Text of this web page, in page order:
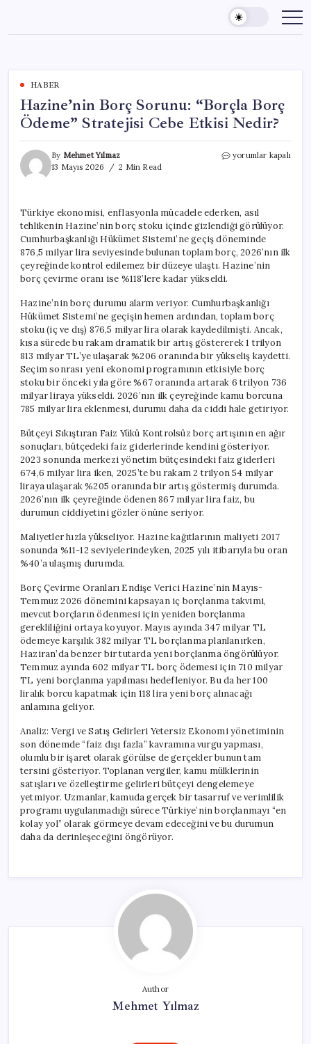
content
HABER
Hazine’nin Borç Sorunu: “Borçla Borç
Ödeme” Stratejisi Cebe Etkisi Nedir?
By Mehmet Yılmaz
13 Mayıs 2026
2 Min Read
Hazine’nin
Ödeme”
Stratejisi
Cebe
Etkisi
Nedir?
yorumlar kapalı
Türkiye ekonomisi, enflasyonla mücadele ederken, asıl
tehlikenin Hazine’nin borç stoku içinde gizlendiği görülüyor.
Cumhurbaşkanlığı Hükümet Sistemi’ne geçiş döneminde
876,5 milyar lira seviyesinde bulunan toplam borç, 2026’nın ilk
çeyreğinde kontrol edilemez bir düzeye ulaştı. Hazine’nin
borç çevirme oranı ise %118’lere kadar yükseldi.
Hazine’nin borç durumu alarm veriyor. Cumhurbaşkanlığı
Hükümet Sistemi’ne geçişin hemen ardından, toplam borç
stoku (iç ve dış) 876,5 milyar lira olarak kaydedilmişti. Ancak,
kısa sürede bu rakam dramatik bir artış göstererek 1 trilyon
813 milyar TL’ye ulaşarak %206 oranında bir yükseliş kaydetti.
Seçim sonrası yeni ekonomi programının etkisiyle borç
stoku bir önceki yıla göre %67 oranında artarak 6 trilyon 736
milyar liraya yükseldi. 2026’nın ilk çeyreğinde kamu borcuna
785 milyar lira eklenmesi, durumu daha da ciddi hale getiriyor.
Bütçeyi Sıkıştıran Faiz Yükü Kontrolsüz borç artışının en ağır
sonuçları, bütçedeki faiz giderlerinde kendini gösteriyor.
2023 sonunda merkezi yönetim bütçesindeki faiz giderleri
674,6 milyar lira iken, 2025’te bu rakam 2 trilyon 54 milyar
liraya ulaşarak %205 oranında bir artış göstermiş durumda.
2026’nın ilk çeyreğinde ödenen 867 milyar lira faiz, bu
durumun ciddiyetini gözler önüne seriyor.
Maliyetler hızla yükseliyor. Hazine kağıtlarının maliyeti 2017
sonunda %11-12 seviyelerindeyken, 2025 yılı itibarıyla bu oran
%40’a ulaşmış durumda.
Borç Çevirme Oranları Endişe Verici Hazine’nin Mayıs-
Temmuz 2026 dönemini kapsayan iç borçlanma takvimi,
mevcut borçların ödenmesi için yeniden borçlanma
gerekliliğini ortaya koyuyor. Mayıs ayında 347 milyar TL
ödemeye karşılık 382 milyar TL borçlanma planlanırken,
Haziran’da benzer bir tutarda yeni borçlanma öngörülüyor.
Temmuz ayında 602 milyar TL borç ödemesi için 710 milyar
TL yeni borçlanma yapılması hedefleniyor. Bu da her 100
liralık borcu kapatmak için 118 lira yeni borç alınacağı
anlamına geliyor.
Analiz: Vergi ve Satış Gelirleri Yetersiz Ekonomi yönetiminin
son dönemde “faiz dışı fazla” kavramına vurgu yapması,
olumlu bir işaret olarak görülse de gerçekler bunun tam
tersini gösteriyor. Toplanan vergiler, kamu mülklerinin
satışları ve özelleştirme gelirleri bütçeyi dengelemeye
yetmiyor. Uzmanlar, kamuda gerçek bir tasarruf ve verimlilik
programı uygulanmadığı sürece Türkiye’nin borçlanmayı “en
kolay yol” olarak görmeye devam edeceğini ve bu durumun
daha da derinleşeceğini öngörüyor.
Author
Mehmet Yılmaz